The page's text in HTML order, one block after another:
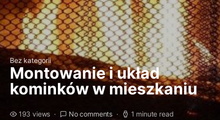
Bez kategorii
Montowanie i układ
kominków w mieszkaniu
193 views No comments 1 minute read